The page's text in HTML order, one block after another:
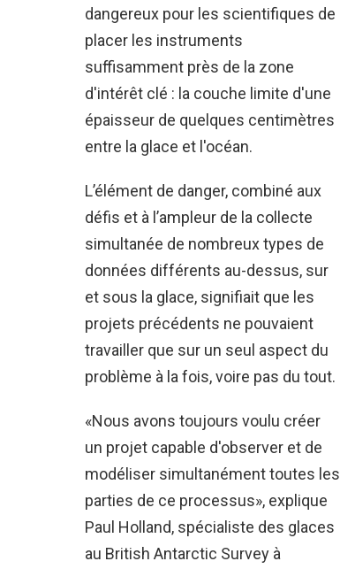
dangereux pour les scientifiques de
placer les instruments
suffisamment près de la zone
d'intérêt clé : la couche limite d'une
épaisseur de quelques centimètres
entre la glace et l'océan.
L’élément de danger, combiné aux
défis et à l’ampleur de la collecte
simultanée de nombreux types de
données différents au-dessus, sur
et sous la glace, signifiait que les
projets précédents ne pouvaient
travailler que sur un seul aspect du
problème à la fois, voire pas du tout.
«Nous avons toujours voulu créer
un projet capable d'observer et de
modéliser simultanément toutes les
parties de ce processus», explique
Paul Holland, spécialiste des glaces
au British Antarctic Survey à